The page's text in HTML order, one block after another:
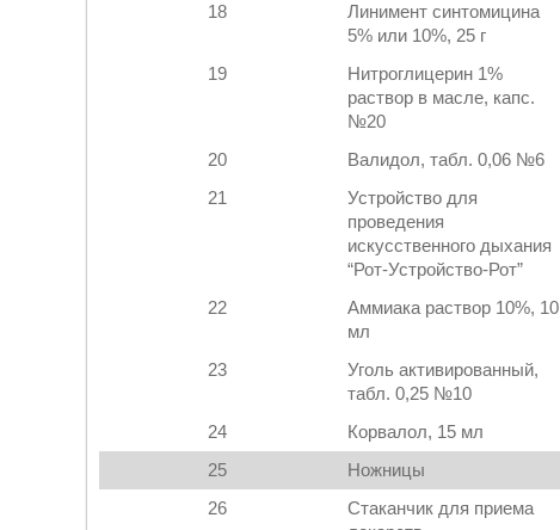
18
Линимент синтомицина
5% или 10%, 25 г
19
Нитроглицерин 1%
раствор в масле, капс.
№20
20 Валидол, табл. 0,06 №6
21
Устройство для
проведения
искусственного дыхания
“Рот-Устройство-Рот”
22
Аммиака раствор 10%, 10
мл
23
Уголь активированный,
табл. 0,25 №10
24 Корвалол, 15 мл
25
Ножницы
26
Стаканчик для приема